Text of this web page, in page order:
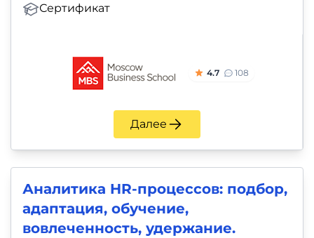
Сертификат
4.7 108
Далее
Аналитика HR-процессов: подбор,
адаптация, обучение,
вовлеченность, удержание.